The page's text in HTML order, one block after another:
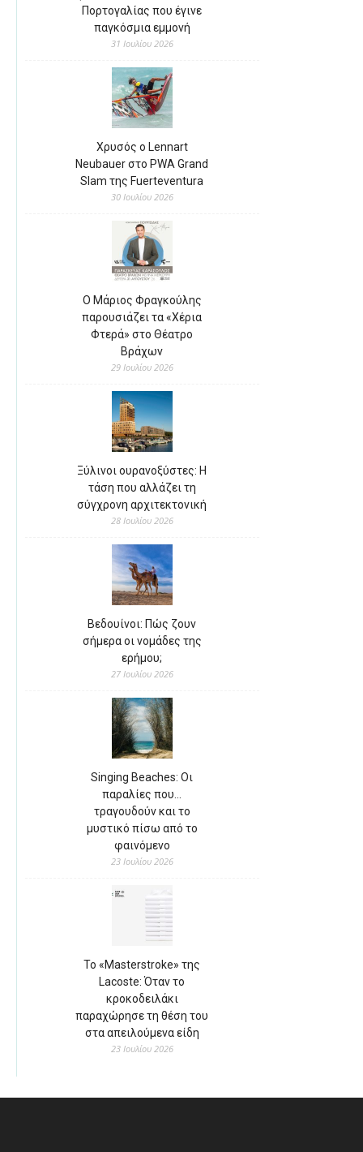
Πορτογαλίας που έγινε
παγκόσμια εμμονή
31 Ιουλίου 2026
Χρυσός ο Lennart
Neubauer στο PWA Grand
Slam της Fuerteventura
30 Ιουλίου 2026
Ο Μάριος Φραγκούλης
παρουσιάζει τα «Χέρια
Φτερά» στο Θέατρο
Βράχων
29 Ιουλίου 2026
Ξύλινοι ουρανοξύστες: Η
τάση που αλλάζει τη
σύγχρονη αρχιτεκτονική
28 Ιουλίου 2026
Βεδουίνοι: Πώς ζουν
σήμερα οι νομάδες της
ερήμου;
27 Ιουλίου 2026
Singing Beaches: Οι
παραλίες που…
τραγουδούν και το
μυστικό πίσω από το
φαινόμενο
23 Ιουλίου 2026
Το «Masterstroke» της
Lacoste: Όταν το
κροκοδειλάκι
παραχώρησε τη θέση του
στα απειλούμενα είδη
23 Ιουλίου 2026